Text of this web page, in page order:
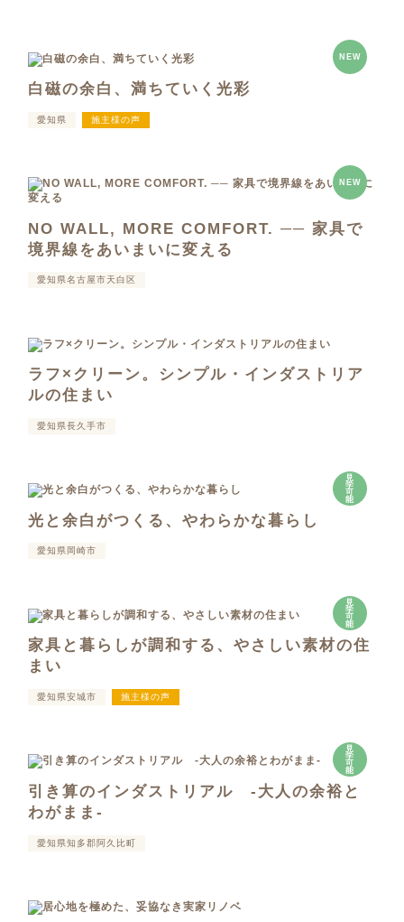
NEW
白磁の余白、満ちていく光彩
愛知県 施主様の声
NEW
NO WALL, MORE COMFORT. ── 家具で
境界線をあいまいに変える
愛知県名古屋市天白区
ラフ×クリーン。シンプル・インダストリア
ルの住まい
愛知県長久手市
見
学
可
能
光と余白がつくる、やわらかな暮らし
愛知県岡崎市
見
学
可
能
家具と暮らしが調和する、やさしい素材の住
まい
愛知県安城市 施主様の声
見
学
可
能
引き算のインダストリアル -大人の余裕と
わがまま-
愛知県知多郡阿久比町